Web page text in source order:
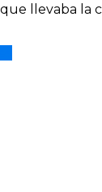
llevaba la